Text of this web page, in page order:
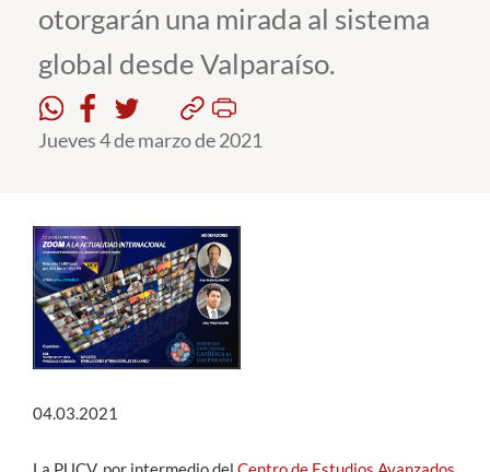
Estudiantes
Académicos
Funcionarios
English
otorgarán una mirada al sistema
global desde Valparaíso.
Jueves 4 de marzo de 2021
04.03.2021